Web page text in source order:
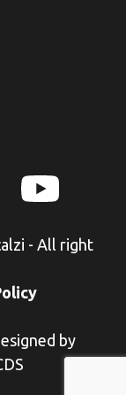
- All right
by